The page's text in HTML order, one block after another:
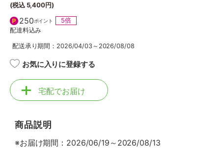
(税込 5,400円)
250ポイント
5倍
配達料込み
配送承り期間：2026/04/03～2026/08/08
お気に入りに登録する
宅配でお届け
商品説明
※お届け期間：2026/06/19～2026/08/13